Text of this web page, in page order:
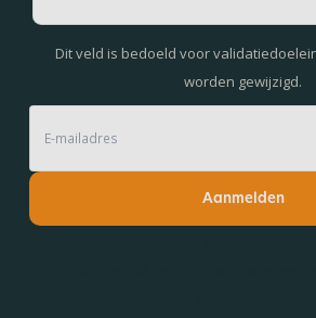
Dit veld is bedoeld voor
worden gewijzigd.
Aanmelden